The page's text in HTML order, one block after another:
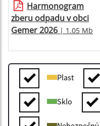
Harmonogram
zberu odpadu v obci
Gemer 2026 | 1.05 Mb
Plast
Sklo